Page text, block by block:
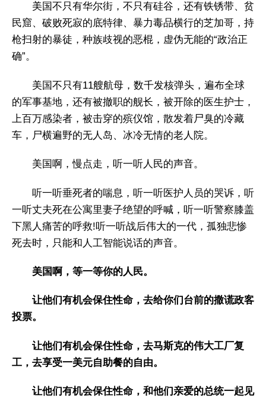
美国不只有华尔街，不只有硅谷，还有铁锈带、贫
民窟、破败死寂的底特律、暴力毒品横行的芝加哥，持
枪扫射的暴徒，种族歧视的恶棍，虚伪无能的“政治正
确”。
美国不只有11艘航母，数千发核弹头，遍布全球
的军事基地，还有被撤职的舰长，被开除的医生护士，
上百万感染者，被击穿的殡仪馆，散发着尸臭的冷藏
车，尸横遍野的无人岛、冰冷无情的老人院。
美国啊，慢点走，听一听人民的声音。
听一听垂死者的喘息，听一听医护人员的哭诉，听
一听丈夫死在公寓里妻子绝望的呼喊，听一听警察膝盖
下黑人痛苦的呼救!听一听战后伟大的一代，孤独悲惨
死去时，只能和人工智能说话的声音。
美国啊，等一等你的人民。
让他们有机会保住性命，去给你们台前的撒谎政客
投票。
让他们有机会保住性命，去马斯克的伟大工厂复
工，去享受一美元自助餐的自由。
让他们有机会保住性命，和他们亲爱的总统一起见